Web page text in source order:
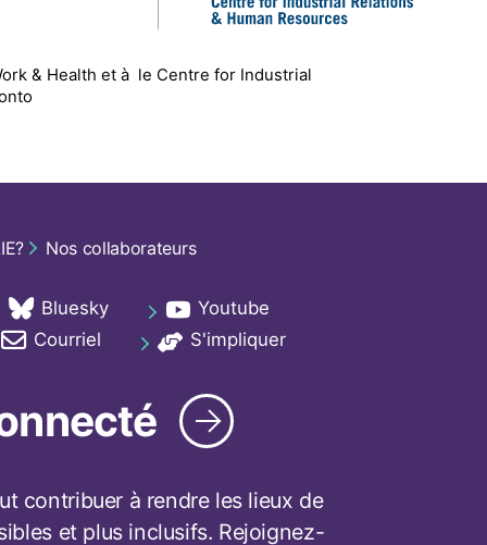
& Healthetà le Centre for Industrial
Nos collaborateurs
Bluesky
opens in a new tab Youtube
opens in a new tab
Courriel
opens in a new tab S'impliquer
opens in a new tab
contribuer à rendre les lieux de
et plus inclusifs. Rejoignez-